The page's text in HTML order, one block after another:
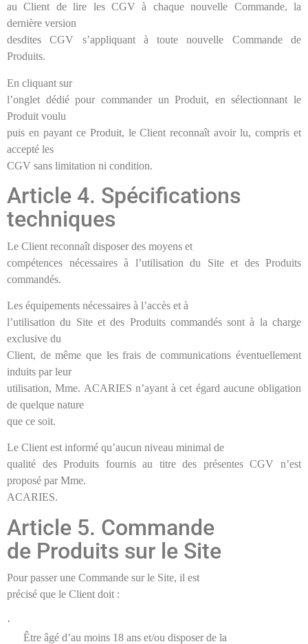
au Client de lire les CGV à chaque nouvelle Commande, la
dernière version
desdites CGV s’appliquant à toute nouvelle Commande de
Produits.
En cliquant sur
l’onglet dédié pour commander un Produit, en sélectionnant le
Produit voulu
puis en payant ce Produit, le Client reconnaît avoir lu, compris et
accepté les
CGV sans limitation ni condition.
Article 4. Spécifications
techniques
Le Client reconnaît disposer des moyens et
compétences nécessaires à l’utilisation du Site et des Produits
commandés.
Les équipements nécessaires à l’accès et à
l’utilisation du Site et des Produits commandés sont à la charge
exclusive du
Client, de même que les frais de communications éventuellement
induits par leur
utilisation, Mme. ACARIES n’ayant à cet égard aucune obligation
de quelque nature
que ce soit.
Le Client est informé qu’aucun niveau minimal de
qualité des Produits fournis au titre des présentes CGV n’est
proposé par Mme.
ACARIES.
Article 5. Commande
de Produits sur le Site
Pour passer une Commande sur le Site, il est
précisé que le Client doit :
·
Être âgé d’au moins 18 ans et/ou disposer de la